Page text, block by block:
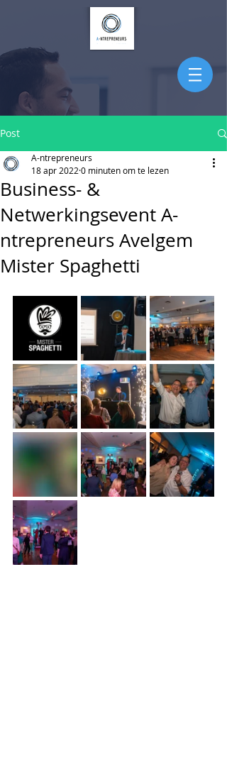
Post
Business- &
Netwerkingsevent A-
ntrepreneurs Avelgem
Mister Spaghetti
A-ntrepreneurs
18 apr 2022 0 minuten om te lezen